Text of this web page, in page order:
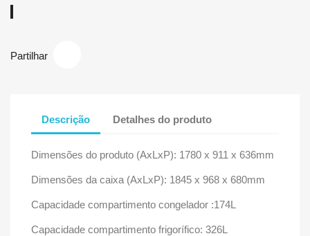
Partilhar
Descrição Detalhes do produto
Dimensões do produto (AxLxP): 1780 x 911 x 636mm
Dimensões da caixa (AxLxP): 1845 x 968 x 680mm
Capacidade compartimento congelador :174L
Capacidade compartimento frigorífico: 326L